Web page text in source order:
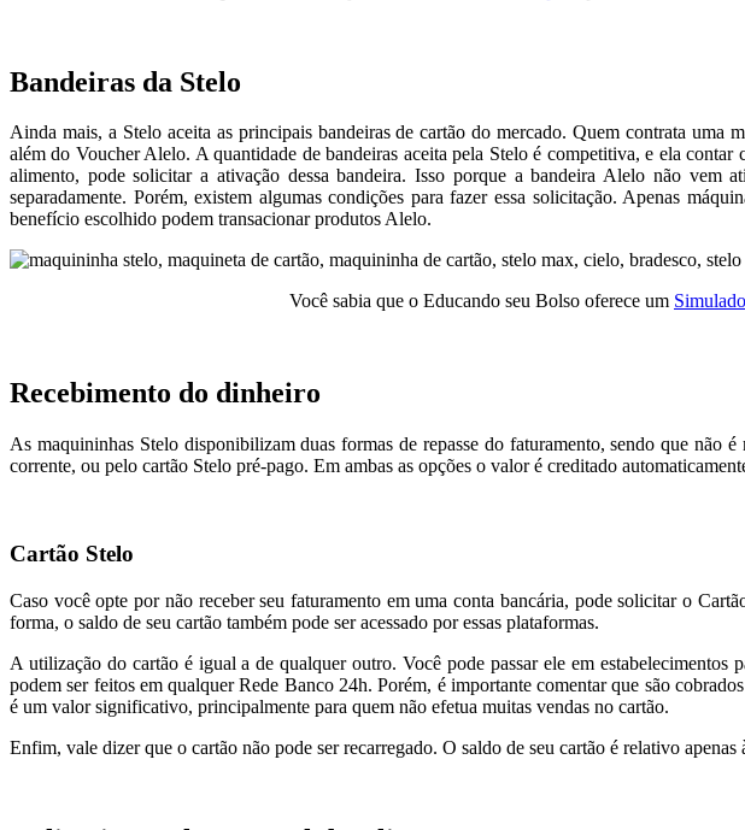
Bandeiras da Stelo
Ainda mais, a Stelo aceita as principais bandeiras de cartão do mercado. Quem contrata
além do Voucher Alelo. A quantidade de bandeiras aceita pela Stelo é competitiva, e ela
alimento, pode solicitar a ativação dessa bandeira. Isso porque a bandeira Alelo não vem
separadamente. Porém, existem algumas condições para fazer essa solicitação. Apenas
benefício escolhido podem transacionar produtos Alelo.
Você sabia que o Educando seu Bolso oferece um
Recebimento do dinheiro
As maquininhas Stelo disponibilizam duas formas de repasse do faturamento, sendo que não
corrente, ou pelo cartão Stelo pré-pago. Em ambas as opções o valor é creditado
Cartão Stelo
Caso você opte por não receber seu faturamento em uma conta bancária, pode solicitar o
forma, o saldo de seu cartão também pode ser acessado por essas plataformas.
A utilização do cartão é igual a de qualquer outro. Você pode passar ele em
podem ser feitos em qualquer Rede Banco 24h. Porém, é importante comentar que são
é um valor significativo, principalmente para quem não efetua muitas vendas no cartão.
Enfim, vale dizer que o cartão não pode ser recarregado. O saldo de seu cartão é relativo apenas